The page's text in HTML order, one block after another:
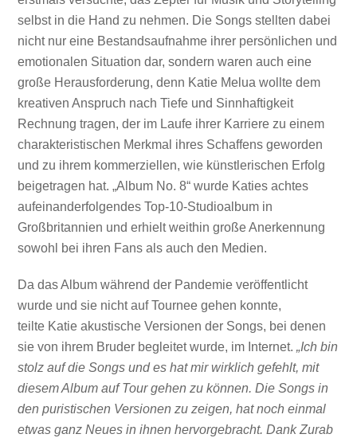
selbst in die Hand zu nehmen. Die Songs stellten dabei
nicht nur eine Bestandsaufnahme ihrer persönlichen und
emotionalen Situation dar, sondern waren auch eine
große Herausforderung, denn Katie Melua wollte dem
kreativen Anspruch nach Tiefe und Sinnhaftigkeit
Rechnung tragen, der im Laufe ihrer Karriere zu einem
charakteristischen Merkmal ihres Schaffens geworden
und zu ihrem kommerziellen, wie künstlerischen Erfolg
beigetragen hat. „Album No. 8“ wurde Katies achtes
aufeinanderfolgendes Top-10-Studioalbum in
Großbritannien und erhielt weithin große Anerkennung
sowohl bei ihren Fans als auch den Medien.
Da das Album während der Pandemie veröffentlicht
wurde und sie nicht auf Tournee gehen konnte,
teilte Katie akustische Versionen der Songs, bei denen
sie von ihrem Bruder begleitet wurde, im Internet.„Ich bin
stolz auf die Songs und es hat mir wirklich gefehlt, mit
diesem Album auf Tour gehen zu können. Die Songs in
den puristischen Versionen zu zeigen, hat noch einmal
etwas ganz Neues in ihnen hervorgebracht. Dank Zurab